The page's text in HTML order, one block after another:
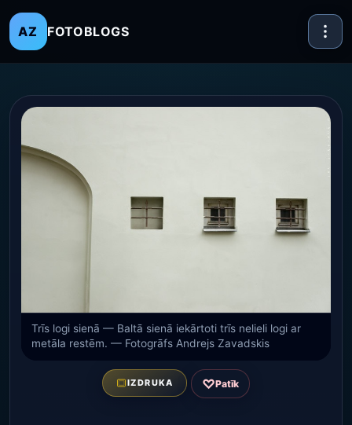
AZ FOTOBLOGS
Trīs logi sienā — Baltā sienā iekārtoti trīs nelieli logi ar
metāla restēm. — Fotogrāfs Andrejs Zavadskis
IZDRUKA ♡Patīk